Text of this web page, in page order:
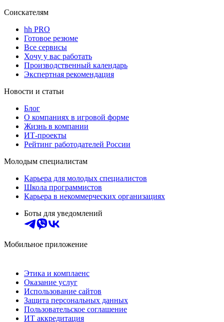
Соискателям
hh PRO
Готовое резюме
Все сервисы
Хочу у вас работать
Производственный календарь
Экспертная рекомендация
Новости и статьи
Блог
О компаниях в игровой форме
Жизнь в компании
ИТ-проекты
Рейтинг работодателей России
Молодым специалистам
Карьера для молодых специалистов
Школа программистов
Карьера в некоммерческих организациях
Боты для уведомлений
Мобильное приложение
Этика и комплаенс
Оказание услуг
Использование сайтов
Защита персональных данных
Пользовательское соглашение
ИТ аккредитация